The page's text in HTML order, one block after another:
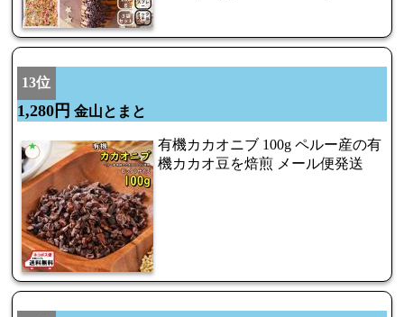
13位
1,280円 金山とまと
有機カカオニブ 100g ペルー産の有
機カカオ豆を焙煎 メール便発送